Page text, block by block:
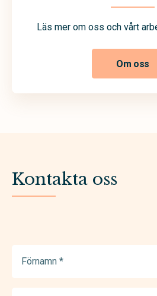
Läs mer om oss och vårt
Om oss
Kontakta oss
(Required)